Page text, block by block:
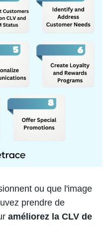
ou que l'image
prendre de
améliorez la CLV de